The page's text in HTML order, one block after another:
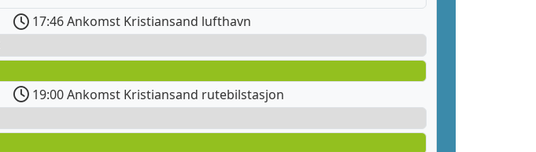
17:46 Ankomst Kristiansand lufthavn
19:00 Ankomst Kristiansand rutebilstasjon